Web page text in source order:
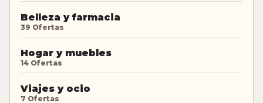
Belleza y farmacia
39 Ofertas
Hogar y muebles
14 Ofertas
Viajes y ocio
7 Ofertas